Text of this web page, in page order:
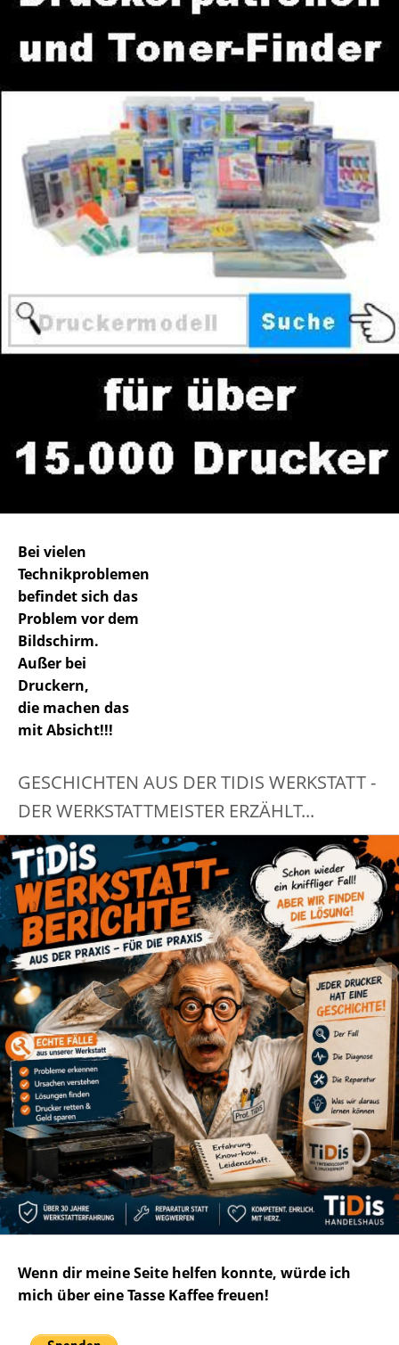
Bei vielen
Technikproblemen
befindet sich das
Problem vor dem
Bildschirm.
Außer bei
Druckern,
die machen das
mit Absicht!!!
GESCHICHTEN AUS DER TIDIS WERKSTATT -
DER WERKSTATTMEISTER ERZÄHLT...
Wenn dir meine Seite helfen konnte, würde ich
mich über eine Tasse Kaffee freuen!